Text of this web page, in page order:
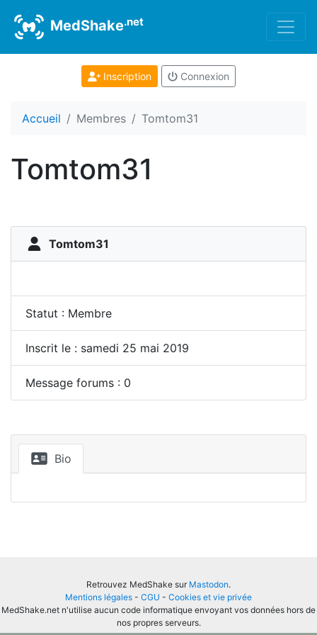
MedShake.net
Inscription Connexion
Accueil Membres Tomtom31
Tomtom31
Tomtom31
Statut : Membre
Inscrit le : samedi 25 mai 2019
Message forums : 0
Bio
Retrouvez MedShake sur Mastodon.
Mentions légales - CGU - Cookies et vie privée
MedShake.net n'utilise aucun code informatique envoyant vos données hors de
nos propres serveurs.